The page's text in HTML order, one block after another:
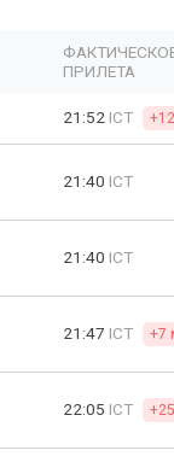
ПРИЛЕТА
21:52 ICT
21:40 ICT
21:40 ICT
21:47 ICT +7
22:05 ICT